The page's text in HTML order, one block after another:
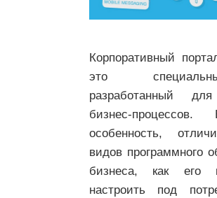
Корпоративный
это
разработанный
бизнес-
особенность,
видов программного
бизнеса, как его
настроить под